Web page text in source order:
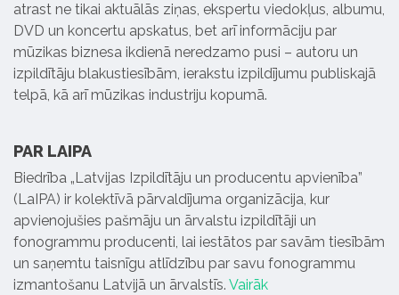
atrast ne tikai aktuālās ziņas, ekspertu viedokļus, albumu,
DVD un koncertu apskatus, bet arī informāciju par
mūzikas biznesa ikdienā neredzamo pusi – autoru un
izpildītāju blakustiesībām, ierakstu izpildījumu publiskajā
telpā, kā arī mūzikas industriju kopumā.
PAR LAIPA
Biedrība „Latvijas Izpildītāju un producentu apvienība”
(LaIPA) ir kolektīvā pārvaldījuma organizācija, kur
apvienojušies pašmāju un ārvalstu izpildītāji un
fonogrammu producenti, lai iestātos par savām tiesībām
un saņemtu taisnīgu atlīdzību par savu fonogrammu
izmantošanu Latvijā un ārvalstīs. Vairāk